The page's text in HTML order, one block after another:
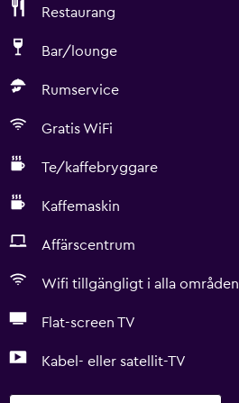
Restaurang
Bar/lounge
Rumservice
Gratis WiFi
Te/kaffebryggare
Kaffemaskin
Affärscentrum
Wifi tillgängligt i alla områden
Flat-screen TV
Kabel- eller satellit-TV